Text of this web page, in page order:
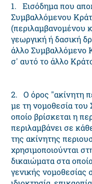
1. Εισόδημα που
Συμβαλλόμενου
(περιλαμβανομένου
γεωργική ή δασική
άλλο Συμβαλλόμενο
σ' αυτό το άλλο
2. Ο όρος "ακίνητη
με τη νομοθεσία
οποίο βρίσκεται η
περιλαμβάνει σε
της ακίνητης
χρησιμοποιούνται
δικαιώματα στα
γενικής νομοθεσίας